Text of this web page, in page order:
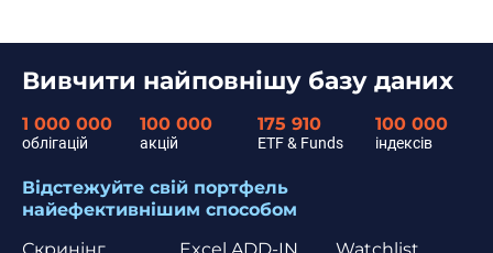
Вивчити найповнішу базу даних
1 000 000
облігацій
100 000
акцій
175 910
ETF & Funds
100 000
індексів
Відстежуйте свій портфель
найефективнішим способом